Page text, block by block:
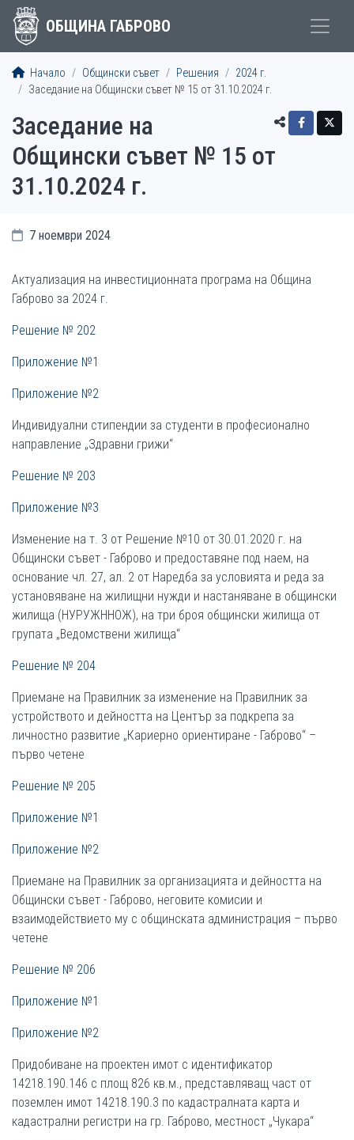
ОБЩИНА ГАБРОВО
Начало Общински съвет Решения
2024 г.
Заседание на Общински съвет № 15 от 31.10.2024 г.
Заседание на
Общински съвет № 15 от
31.10.2024 г.
7 ноември 2024
Актуализация на инвестиционната програма на Община
Габрово за 2024 г.
Решение № 202
Приложение №1
Приложение №2
Индивидуални стипендии за студенти в професионално
направление „Здравни грижи“
Решение № 203
Приложение №3
Изменение на т. 3 от Решение №10 от 30.01.2020 г. на
Общински съвет - Габрово и предоставяне под наем, на
основание чл. 27, ал. 2 от Наредба за условията и реда за
установяване на жилищни нужди и настаняване в общински
жилища (НУРУЖННОЖ), на три броя общински жилища от
групата „Ведомствени жилища“
Решение № 204
Приемане на Правилник за изменение на Правилник за
устройството и дейността на Център за подкрепа за
личностно развитие „Кариерно ориентиране - Габрово“ –
първо четене
Решение № 205
Приложение №1
Приложение №2
Приемане на Правилник за организацията и дейността на
Общински съвет - Габрово, неговите комисии и
взаимодействието му с общинската администрация – първо
четене
Решение № 206
Приложение №1
Приложение №2
Придобиване на проектен имот с идентификатор
14218.190.146 с площ 826 кв.м., представляващ част от
поземлен имот 14218.190.3 по кадастралната карта и
кадастрални регистри на гр. Габрово, местност „Чукара“